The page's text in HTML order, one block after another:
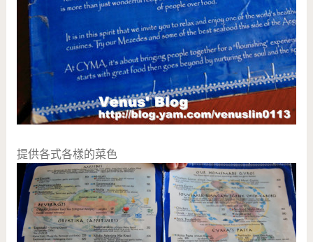
提供各式各樣的菜色